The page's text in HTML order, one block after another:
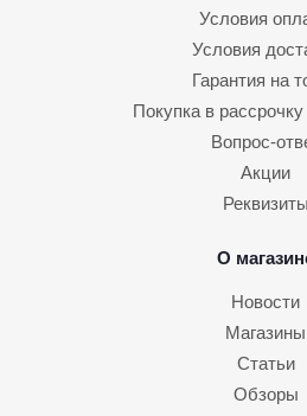
Условия
Условия
Гарантия на
Покупка в
Вопрос-
Акции
Реквизиты
О
Новости
Магазины
Статьи
Обзоры